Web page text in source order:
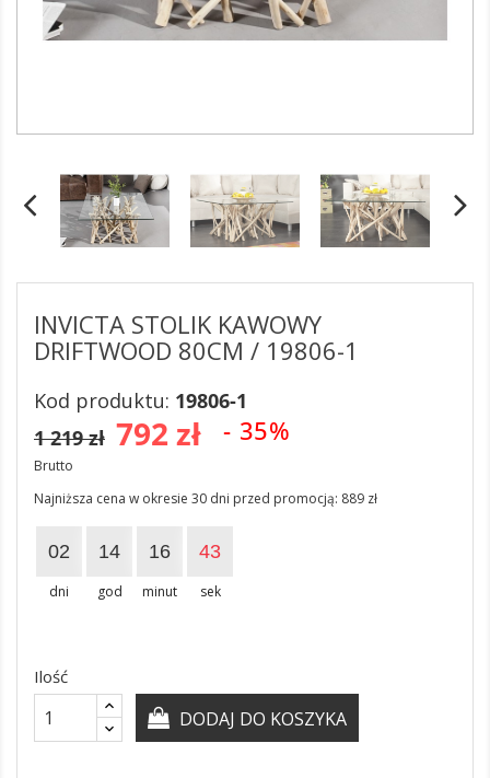
INVICTA STOLIK KAWOWY
DRIFTWOOD 80CM / 19806-1
Kod produktu: 19806-1
792 zł - 35%
1 219 zł
Brutto
Najniższa cena w okresie 30 dni przed promocją: 889 zł
02
dni
14
god
16
minut
43
sek
Ilość
DODAJ DO KOSZYKA